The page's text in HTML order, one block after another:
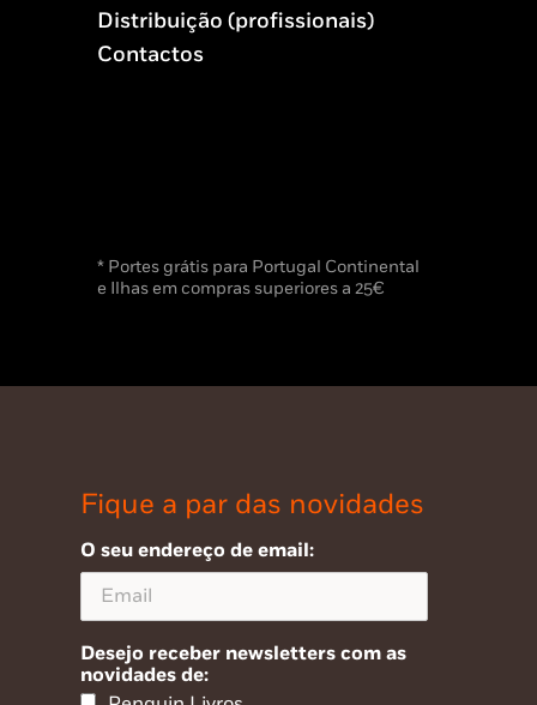
Distribuição (profissionais)
Contactos
* Portes grátis para Portugal Continental
e Ilhas em compras superiores a 25€
Fique a par das novidades
O seu endereço de email:
Desejo receber newsletters com as
novidades de: